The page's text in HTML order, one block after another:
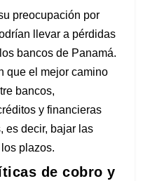
preocupación por
llevar a pérdidas
bancos de Panamá.
que el mejor camino
bancos,
y financieras
es decir, bajar las
plazos.
de cobro y